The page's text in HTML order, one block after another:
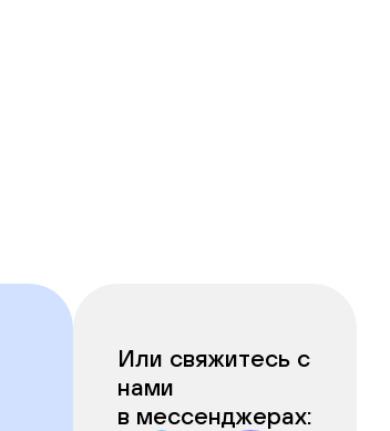
Или свяжитесь с
нами
в мессенджерах: